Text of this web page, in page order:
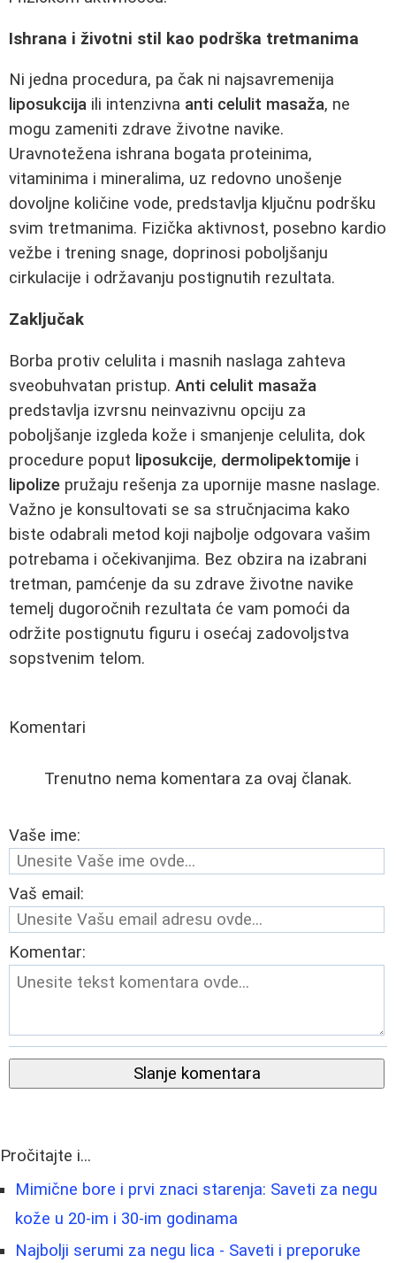
Ishrana i životni stil kao podrška tretmanima
Ni jedna procedura, pa čak ni najsavremenija
liposukcija ili intenzivna anti celulit masaža, ne
mogu zameniti zdrave životne navike.
Uravnotežena ishrana bogata proteinima,
vitaminima i mineralima, uz redovno unošenje
dovoljne količine vode, predstavlja ključnu podršku
svim tretmanima. Fizička aktivnost, posebno kardio
vežbe i trening snage, doprinosi poboljšanju
cirkulacije i održavanju postignutih rezultata.
Zaključak
Borba protiv celulita i masnih naslaga zahteva
sveobuhvatan pristup. Anti celulit masaža
predstavlja izvrsnu neinvazivnu opciju za
poboljšanje izgleda kože i smanjenje celulita, dok
procedure poput liposukcije, dermolipektomije i
lipolize pružaju rešenja za upornije masne naslage.
Važno je konsultovati se sa stručnjacima kako
biste odabrali metod koji najbolje odgovara vašim
potrebama i očekivanjima. Bez obzira na izabrani
tretman, pamćenje da su zdrave životne navike
temelj dugoročnih rezultata će vam pomoći da
održite postignutu figuru i osećaj zadovoljstva
sopstvenim telom.
Komentari
Trenutno nema komentara za ovaj članak.
Vaše ime:
Vaš email:
Komentar:
Slanje komentara
Pročitajte i...
Mimične bore i prvi znaci starenja: Saveti za negu
kože u 20-im i 30-im godinama
Najbolji serumi za negu lica - Saveti i preporuke